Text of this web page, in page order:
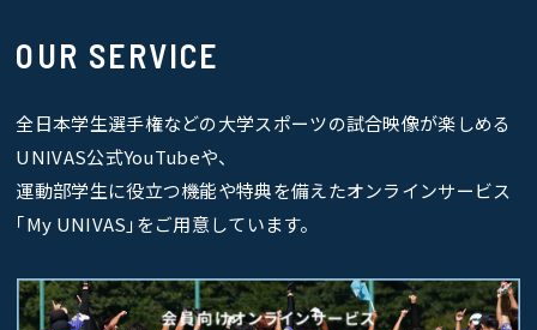
OUR SERVICE
全日本学生選手権などの大学スポーツの試合映像が楽しめる
UNIVAS公式YouTubeや、
運動部学生に役立つ機能や特典を備えたオンラインサービス
｢My UNIVAS｣をご用意しています。